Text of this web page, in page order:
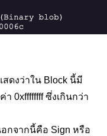
สดงว่าใน Block นี้มี
0xffffffff ซึ่งเกินกว่า
กจากนี้คือ Sign หรือ